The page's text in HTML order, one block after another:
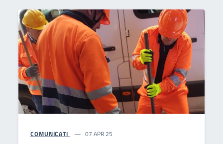
COMUNICATI 07 APR 25